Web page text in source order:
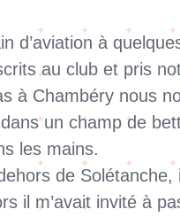
d’aviation à
au club et pris
à Chambéry nous
un champ de
les mains.
de
il m’avait invité à